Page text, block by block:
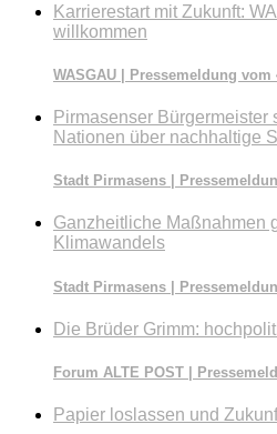
Karrierestart mit Zukunft:
willkommen
WASGAU | Pressemeldung vom
Pirmasenser Bürgermeister
Nationen über nachhaltige
Stadt Pirmasens |
Ganzheitliche Maßnahmen
Klimawandels
Stadt Pirmasens |
Die Brüder Grimm:
Forum ALTE POST |
Papier loslassen und